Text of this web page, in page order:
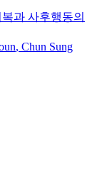
과 사후행동의
, Chun Sung